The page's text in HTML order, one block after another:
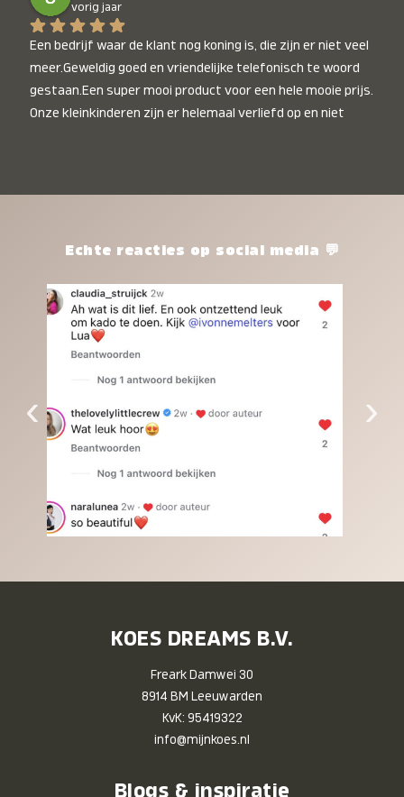
vorig jaar
Een bedrijf waar de klant nog koning is, die zijn er niet veel
meer.Geweldig goed en vriendelijke telefonisch te woord
gestaan.Een super mooi product voor een hele mooie prijs.
Onze kleinkinderen zijn er helemaal verliefd op en niet
het waard.Echte reacties op social media 💬
‹ ›
KOES DREAMS B.V.
Freark Damwei 30
8914 BM Leeuwarden
KvK: 95419322
info@mijnkoes.nl
Blogs & inspiratie